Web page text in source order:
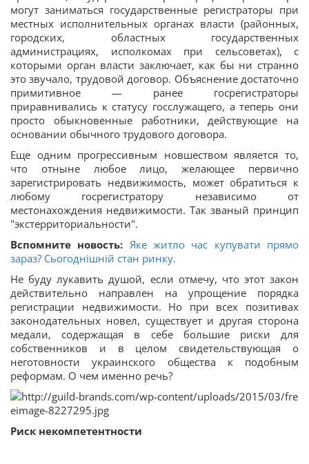
могут заниматься государственные регистраторы при
местных исполнительных органах власти (районных,
городских, областных государственных
администрациях, исполкомах при сельсоветах), с
которыми орган власти заключает, как бы ни странно
это звучало, трудовой договор. Объяснение достаточно
примитивное — ранее госрегистраторы
приравнивались к статусу госслужащего, а теперь они
просто обыкновенные работники, действующие на
основании обычного трудового договора.
Еще одним прогрессивным новшеством является то,
что отныне любое лицо, желающее первично
зарегистрировать недвижимость, может обратиться к
любому госрегистратору независимо от
местонахождения недвижимости. Так званый принцип
"экстерриториальности".
Вспомните новость: Яке житло час купувати прямо
зараз? Сьогоднішній стан ринку.
Не буду лукавить душой, если отмечу, что этот закон
действительно направлен на упрощение порядка
регистрации недвижимости. Но при всех позитивах
законодательных новел, существует и другая сторона
медали, содержащая в себе большие риски для
собственников и в целом свидетельствующая о
неготовности украинского общества к подобным
реформам. О чем именно речь?
Риск некомпетентности